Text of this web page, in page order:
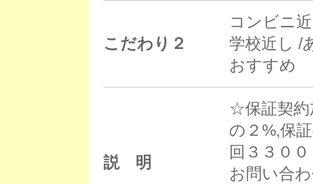
こだわり２
コンビニ
学校近し /
おすすめ
説 明
☆保証契約
の２%,保
回３３０
お問い合